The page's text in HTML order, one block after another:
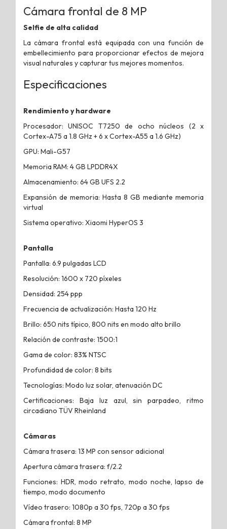
Cámara frontal de 8 MP
Selfie de alta calidad
La cámara frontal está equipada con una función de
embellecimiento para proporcionar efectos de mejora
visual naturales y capturar tus mejores momentos.
Especificaciones
Rendimiento y hardware
Procesador: UNISOC T7250 de ocho núcleos (2 x
Cortex-A75 a 1.8 GHz + 6 x Cortex-A55 a 1.6 GHz)
GPU: Mali-G57
Memoria RAM: 4 GB LPDDR4X
Almacenamiento: 64 GB UFS 2.2
Expansión de memoria: Hasta 8 GB mediante memoria
virtual
Sistema operativo: Xiaomi HyperOS 3
Pantalla
Pantalla: 6.9 pulgadas LCD
Resolución: 1600 x 720 píxeles
Densidad: 254 ppp
Frecuencia de actualización: Hasta 120 Hz
Brillo: 650 nits típico, 800 nits en modo alto brillo
Relación de contraste: 1500:1
Gama de color: 83% NTSC
Profundidad de color: 8 bits
Tecnologías: Modo luz solar, atenuación DC
Certificaciones: Baja luz azul, sin parpadeo, ritmo
circadiano TÜV Rheinland
Cámaras
Cámara trasera: 13 MP con sensor adicional
Apertura cámara trasera: f/2.2
Funciones: HDR, modo retrato, modo noche, lapso de
tiempo, modo documento
Vídeo trasero: 1080p a 30 fps, 720p a 30 fps
Cámara frontal: 8 MP